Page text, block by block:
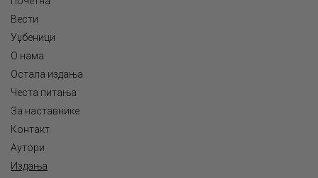
Вести
Уџбеници
О нама
Остала издања
Честа питања
За наставнике
Контакт
Аутори
Издања